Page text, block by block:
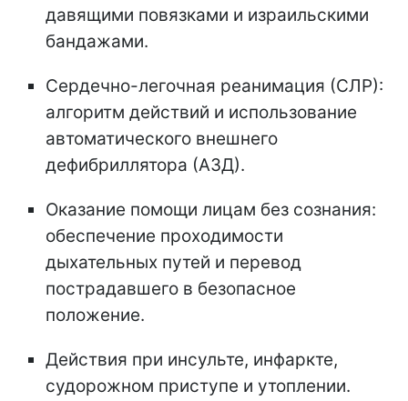
давящими повязками и израильскими
бандажами.
Сердечно-легочная реанимация (СЛР):
алгоритм действий и использование
автоматического внешнего
дефибриллятора (АЗД).
Оказание помощи лицам без сознания:
обеспечение проходимости
дыхательных путей и перевод
пострадавшего в безопасное
положение.
Действия при инсульте, инфаркте,
судорожном приступе и утоплении.